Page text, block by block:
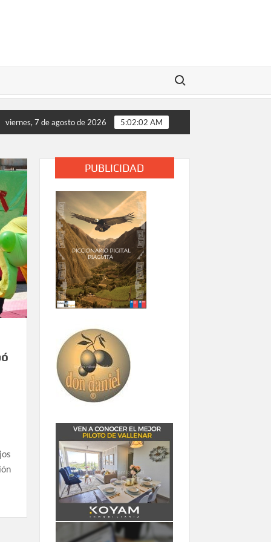
Buscar:
medidas de apoyo tras daños provocados por el
viernes, 7 de agosto de 2026 5:02:03 AM
PUBLICIDAD